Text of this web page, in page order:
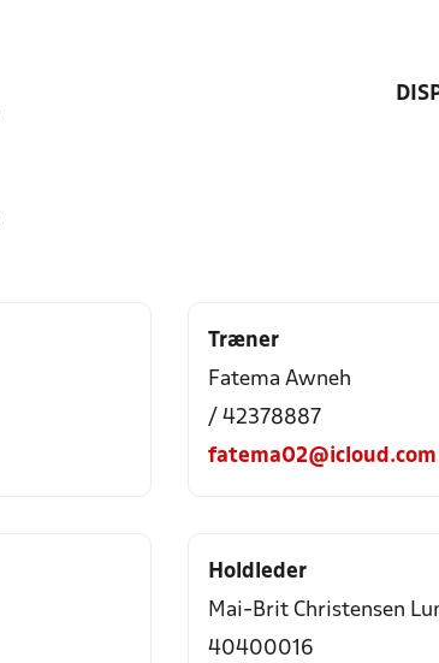
Træner
Fatema Awneh
/ 42378887
fatema02@icloud.com
Holdleder
Mai-Brit Christensen
40400016